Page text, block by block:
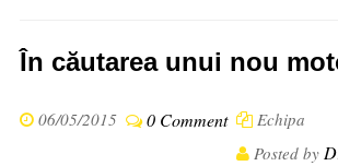
În căutarea unui nou
06/05/2015 0 Comment
Echipa
Posted by